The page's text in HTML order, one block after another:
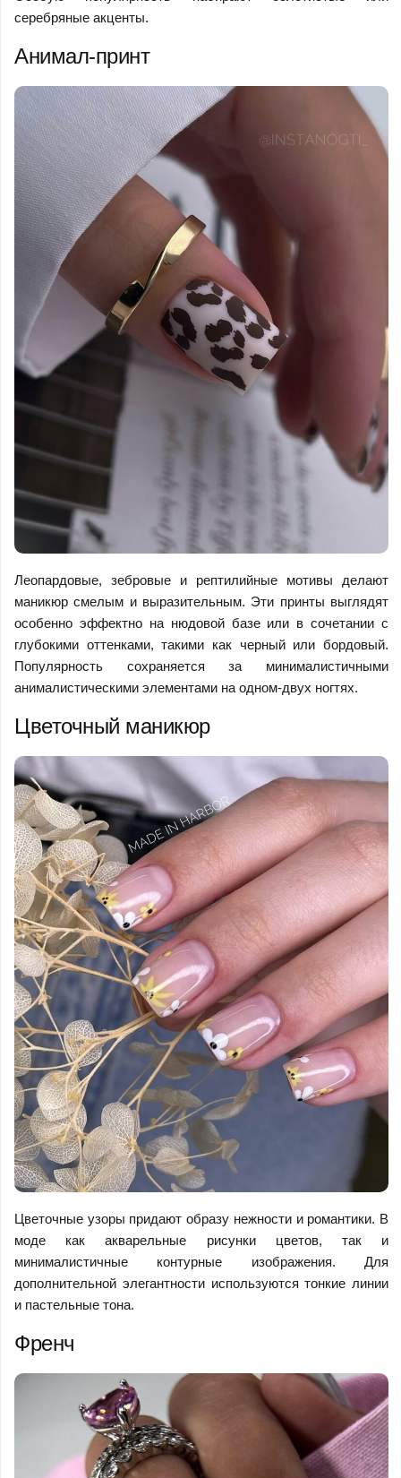
серебряные акценты.
Анимал-принт
Леопардовые, зебровые и рептилийные мотивы делают
маникюр смелым и выразительным. Эти принты выглядят
особенно эффектно на нюдовой базе или в сочетании с
глубокими оттенками, такими как черный или бордовый.
Популярность сохраняется за минималистичными
анималистическими элементами на одном-двух ногтях.
Цветочный маникюр
Цветочные узоры придают образу нежности и романтики. В
моде как акварельные рисунки цветов, так и
минималистичные контурные изображения. Для
дополнительной элегантности используются тонкие линии
и пастельные тона.
Френч